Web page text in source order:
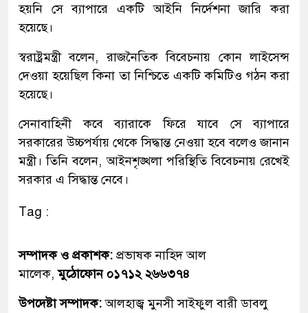
হয়নি সে ব্যাপারে একটি আইনি নির্দেশনা জারি করা
হয়েছে।
স্বরাষ্ট্রমন্ত্রী বলেন, রাজনৈতিক বিবেচনায় কোন লাইসেন্স
দেওয়া হয়েছিল কিনা তা নিশ্চিতে একটি কমিটিও গঠন করা
হয়েছে।
সেনাবাহিনী কবে ব্যারাকে ফিরে যাবে সে ব্যাপারে
সরকারের উচ্চপর্যায় থেকে সিদ্ধান্ত নেওয়া হবে বলেও জানান
মন্ত্রী। তিনি বলেন, আইনশৃঙ্খলা পরিস্থিতি বিবেচনায় রেখেই
সরকার এ সিদ্ধান্ত নেবে।
Tag :
সম্পাদক ও প্রকাশক: প্রভাষক নাহিদ আল
মালেক,মুঠোফোন ০১৭১২ ২৬৬৩৭৪
উপদেষ্টা সম্পাদক:আলহাজ্ব মুনসী সাইফুল বারী ডাবলু